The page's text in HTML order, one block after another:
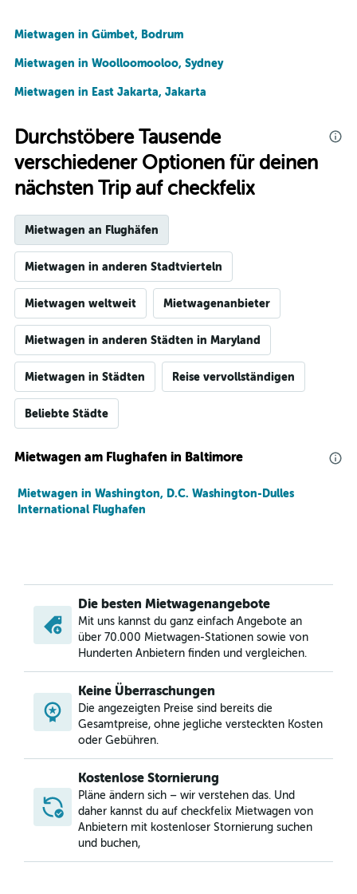
Mietwagen in Gümbet, Bodrum
Mietwagen in Woolloomooloo, Sydney
Mietwagen in East Jakarta, Jakarta
Durchstöbere Tausende
verschiedener Optionen für deinen
nächsten Trip auf checkfelix
Mietwagen an Flughäfen
Mietwagen in anderen Stadtvierteln
Mietwagen weltweit Mietwagenanbieter
Mietwagen in anderen Städten in Maryland
Mietwagen in Städten Reise vervollständigen
Beliebte Städte
Mietwagen am Flughafen in Baltimore
Mietwagen in Washington, D.C. Washington-Dulles
International Flughafen
Die besten Mietwagenangebote
Mit uns kannst du ganz einfach Angebote an
über 70.000 Mietwagen-Stationen sowie von
Hunderten Anbietern finden und vergleichen.
Keine Überraschungen
Die angezeigten Preise sind bereits die
Gesamtpreise, ohne jegliche versteckten Kosten
oder Gebühren.
Kostenlose Stornierung
Pläne ändern sich – wir verstehen das. Und
daher kannst du auf checkfelix Mietwagen von
Anbietern mit kostenloser Stornierung suchen
und buchen,